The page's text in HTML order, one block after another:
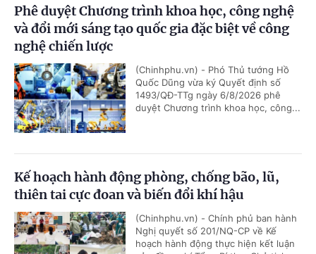
Phê duyệt Chương trình khoa học, công nghệ
và đổi mới sáng tạo quốc gia đặc biệt về công
nghệ chiến lược
(Chinhphu.vn) - Phó Thủ tướng Hồ
Quốc Dũng vừa ký Quyết định số
1493/QĐ-TTg ngày 6/8/2026 phê
duyệt Chương trình khoa học, công...
Kế hoạch hành động phòng, chống bão, lũ,
thiên tai cực đoan và biến đổi khí hậu
(Chinhphu.vn) - Chính phủ ban hành
Nghị quyết số 201/NQ-CP về Kế
hoạch hành động thực hiện kết luận